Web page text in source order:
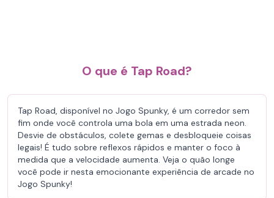
O que é Tap Road?
Tap Road, disponível no Jogo Spunky, é um corredor sem
fim onde você controla uma bola em uma estrada neon.
Desvie de obstáculos, colete gemas e desbloqueie coisas
legais! É tudo sobre reflexos rápidos e manter o foco à
medida que a velocidade aumenta. Veja o quão longe
você pode ir nesta emocionante experiência de arcade no
Jogo Spunky!